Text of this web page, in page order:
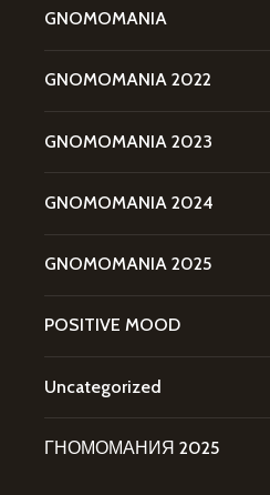
GNOMOMANIA
GNOMOMANIA 2022
GNOMOMANIA 2023
GNOMOMANIA 2024
GNOMOMANIA 2025
POSITIVE MOOD
Uncategorized
ГНОМОМАНИЯ 2025